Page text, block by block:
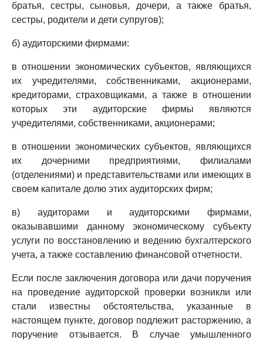
братья, сестры, сыновья, дочери, а также братья,
сестры, родители и дети супругов);
б) аудиторскими фирмами:
в отношении экономических субъектов, являющихся
их учредителями, собственниками, акционерами,
кредиторами, страховщиками, а также в отношении
которых эти аудиторские фирмы являются
учредителями, собственниками, акционерами;
в отношении экономических субъектов, являющихся
их дочерними предприятиями, филиалами
(отделениями) и представительствами или имеющих в
своем капитале долю этих аудиторских фирм;
в) аудиторами и аудиторскими фирмами,
оказывавшими данному экономическому субъекту
услуги по восстановлению и ведению бухгалтерского
учета, а также составлению финансовой отчетности.
Если после заключения договора или дачи поручения
на проведение аудиторской проверки возникли или
стали известны обстоятельства, указанные в
настоящем пункте, договор подлежит расторжению, а
поручение отзывается. В случае умышленного